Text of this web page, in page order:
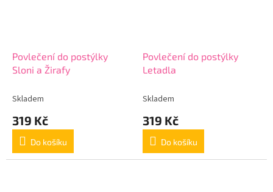
Povlečení do postýlky
Sloni a Žirafy
Skladem
319 Kč
Do košíku
Povlečení do postýlky
Letadla
Skladem
319 Kč
Do košíku